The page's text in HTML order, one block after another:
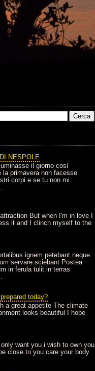
NESPOLE
il giorno così
la primavera non facesse
corpi e se tu non mi
But when I'm in love I
it and I clinch myself to the
ignem petebant neque
servare sciebant Postea
in ferula tulit in terras
today?
a great appetite The climate
looks beautiful I hope
want you i wish to own you
close to you care your body